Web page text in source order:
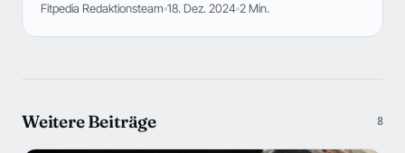
Fitpedia Redaktionsteam 18. Dez. 2024 2 Min.
Weitere Beiträge 8